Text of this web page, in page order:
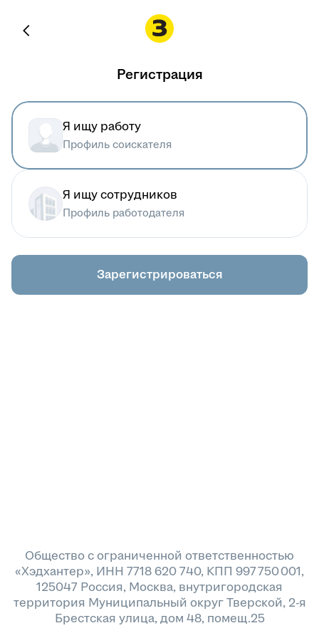
Регистрация
Я ищу работу
Профиль соискателя
Я ищу сотрудников
Профиль работодателя
Зарегистрироваться
Общество с ограниченной ответственностью
«Хэдхантер», ИНН 7718 620 740, КПП 997 750 001,
125047 Россия, Москва, внутригородская
территория Муниципальный округ Тверской, 2-я
Брестская улица, дом 48, помещ.25